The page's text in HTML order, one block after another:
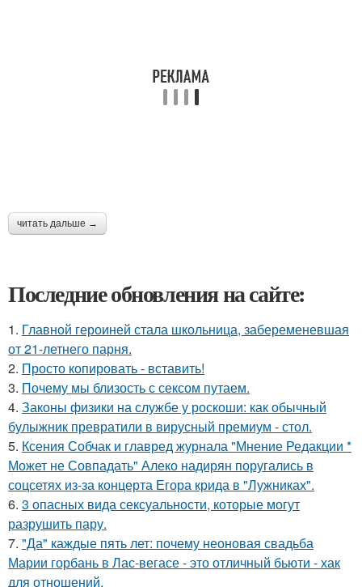
читать дальше →
Последние обновления на сайте:
1. Главной героиней стала школьница, забеременевшая
от 21-летнего парня.
2. Просто копировать - вставить!
3. Почему мы близость с сексом путаем.
4. Законы физики на службе у роскоши: как обычный
булыжник превратили в вирусный премиум - стол.
5. Ксения Собчак и главред журнала "Мнение Редакции *
Может не Совпадать" Алеко надирян поругались в
соцсетях из-за концерта Егора крида в "Лужниках".
6. 3 опасных вида сексуальности, которые могут
разрушить пару.
7. "Да" каждые пять лет: почему неоновая свадьба
Марии горбань в Лас-вегасе - это отличный бьюти - хак
для отношений.